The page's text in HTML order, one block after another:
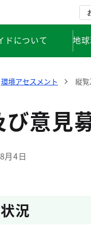
ドについて 地
環境アセスメント 縦
び意見
月4日
況